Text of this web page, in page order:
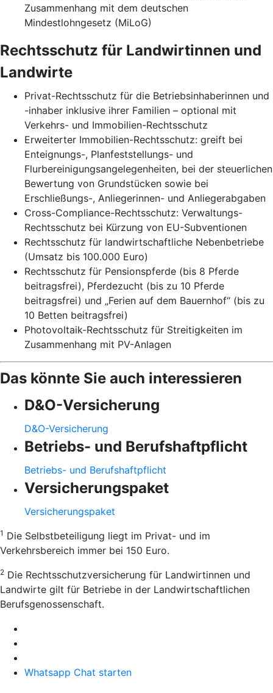
Zusammenhang mit dem deutschen
Mindestlohngesetz (MiLoG)
Rechtsschutz für Landwirtinnen und
Landwirte
Privat-Rechtsschutz für die Betriebsinhaberinnen und
-inhaber inklusive ihrer Familien – optional mit
Verkehrs- und Immobilien-Rechtsschutz
Erweiterter Immobilien-Rechtsschutz: greift bei
Enteignungs-, Planfeststellungs- und
Flurbereinigungsangelegenheiten, bei der steuerlichen
Bewertung von Grundstücken sowie bei
Erschließungs-, Anliegerinnen- und Anliegerabgaben
Cross-Compliance-Rechtsschutz: Verwaltungs-
Rechtsschutz bei Kürzung von EU-Subventionen
Rechtsschutz für landwirtschaftliche Nebenbetriebe
(Umsatz bis 100.000 Euro)
Rechtsschutz für Pensionspferde (bis 8 Pferde
beitragsfrei), Pferdezucht (bis zu 10 Pferde
beitragsfrei) und „Ferien auf dem Bauernhof“ (bis zu
10 Betten beitragsfrei)
Photovoltaik-Rechtsschutz für Streitigkeiten im
Zusammenhang mit PV-Anlagen
Das könnte Sie auch interessieren
D&O-Versicherung
D&O-Versicherung
Betriebs- und Berufshaftpflicht
Betriebs- und Berufshaftpflicht
Versicherungspaket
Versicherungspaket
1 Die Selbstbeteiligung liegt im Privat- und im
Verkehrsbereich immer bei 150 Euro.
2 Die Rechtsschutzversicherung für Landwirtinnen und
Landwirte gilt für Betriebe in der Landwirtschaftlichen
Berufsgenossenschaft.
Whatsapp Chat starten